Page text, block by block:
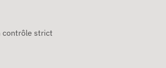
contrôle strict